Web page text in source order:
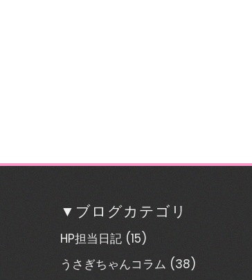
▼ブログカテゴリ
HP担当日記 (15)
うさぎちゃんコラム (38)